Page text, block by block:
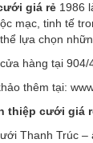
giá rẻ 1986
mạc, tinh tế
lựa chọn
hàng tại 904/
thêm tại:
thiệp cưới giá
Thanh Trúc